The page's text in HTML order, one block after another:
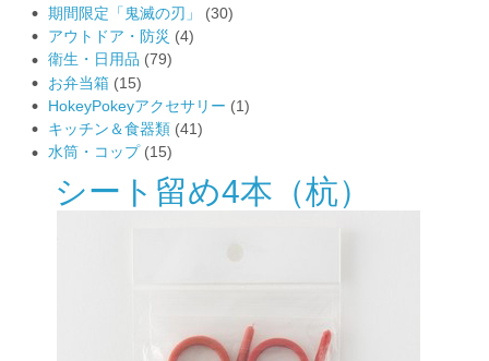
期間限定「鬼滅の刃」
(30)
アウトドア・防災 (4)
衛生・日用品 (79)
お弁当箱 (15)
HokeyPokeyアクセサリー (1)
キッチン＆食器類 (41)
水筒・コップ (15)
シート留め4本（杭）